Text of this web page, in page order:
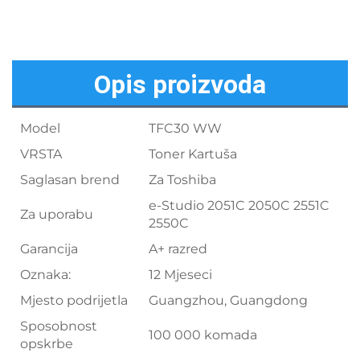
Opis proizvoda
Model
TFC30 WW
VRSTA
Toner Kartuša
Saglasan brend
Za Toshiba
Za uporabu
e-Studio 2051C 2050C 2551C
2550C
Garancija
A+ razred
Oznaka:
12 Mjeseci
Mjesto podrijetla
Guangzhou, Guangdong
Sposobnost
opskrbe
100 000 komada